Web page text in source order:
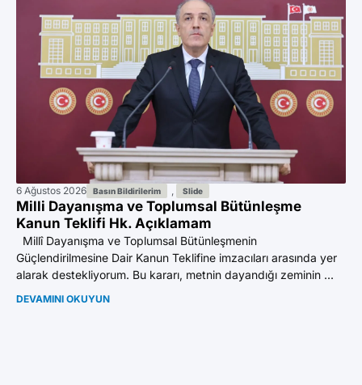
6 Ağustos 2026 Basın Bildirilerim Slide
Milli Dayanışma ve Toplumsal Bütünleşme
Kanun Teklifi Hk. Açıklamam
Millî Dayanışma ve Toplumsal Bütünleşmenin
Güçlendirilmesine Dair Kanun Teklifine imzacıları arasında yer
alarak destekliyorum. Bu kararı, metnin dayandığı zeminin ...
DEVAMINI OKUYUN